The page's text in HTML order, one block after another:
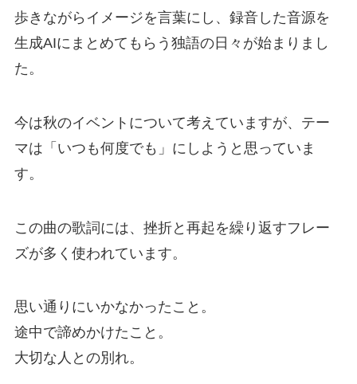
歩きながらイメージを言葉にし、録音した音源を
生成AIにまとめてもらう独語の日々が始まりまし
た。
今は秋のイベントについて考えていますが、テー
マは「いつも何度でも」にしようと思っていま
す。
この曲の歌詞には、挫折と再起を繰り返すフレー
ズが多く使われています。
思い通りにいかなかったこと。
途中で諦めかけたこと。
大切な人との別れ。